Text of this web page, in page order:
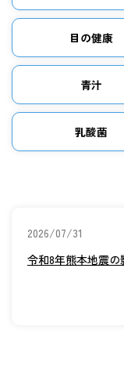
目の健康
青汁
乳酸菌
2026/07/31
令和8年熊本地震